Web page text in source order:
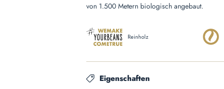
von 1.500 Metern biologisch angebaut.
Reinholz
Eigenschaften